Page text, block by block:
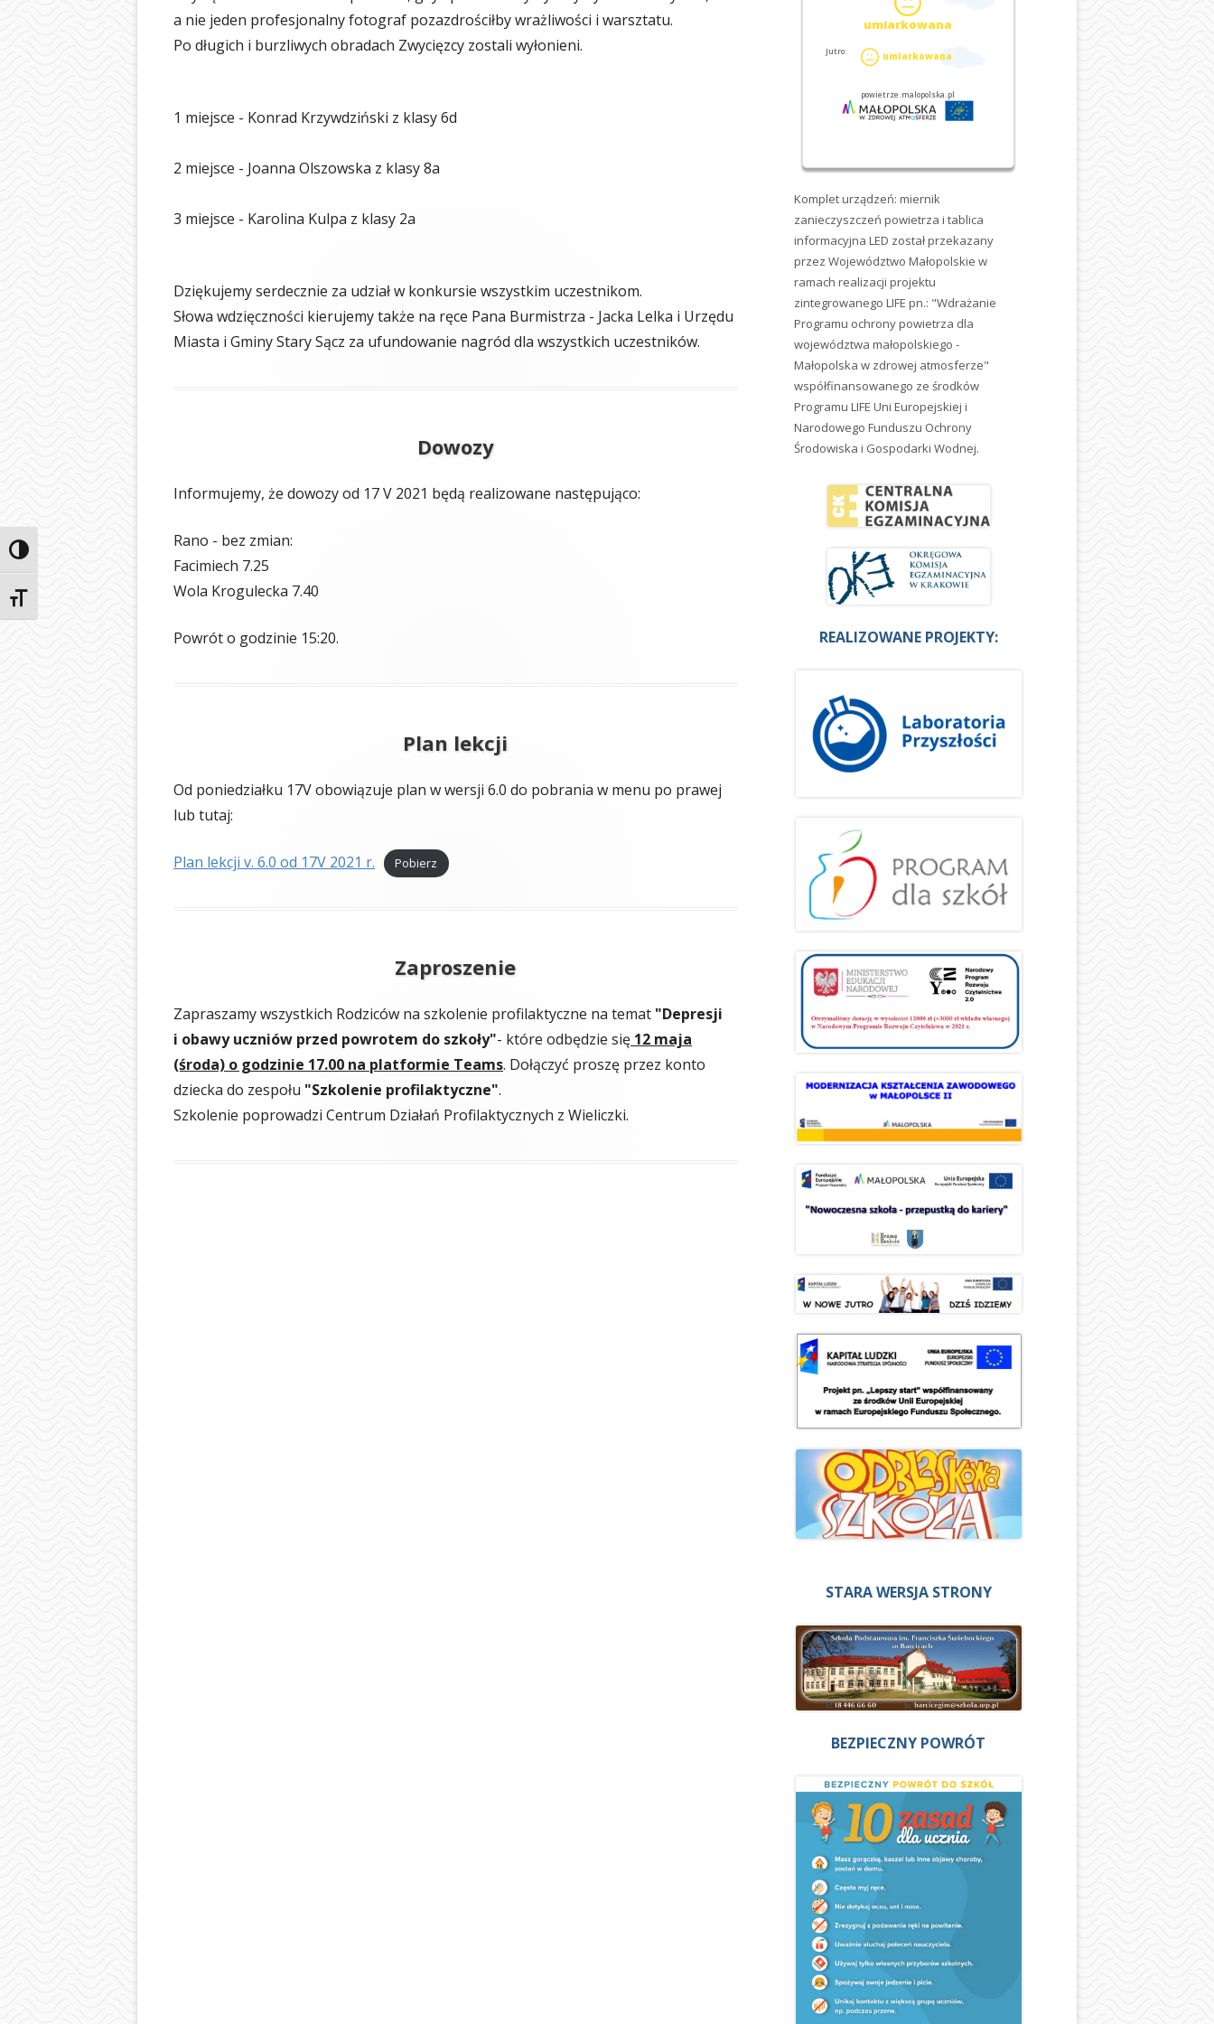
Przełącz wysoki kontrast
Zmień rozmiar czcionek
a nie jeden profesjonalny fotograf pozazdrościłby wrażliwości i warsztatu.
Po długich i burzliwych obradach Zwycięzcy zostali wyłonieni.
1 miejsce - Konrad Krzywdziński z klasy 6d
2 miejsce - Joanna Olszowska z klasy 8a
3 miejsce - Karolina Kulpa z klasy 2a
Dziękujemy serdecznie za udział w konkursie wszystkim uczestnikom.
Słowa wdzięczności kierujemy także na ręce Pana Burmistrza - Jacka Lelka i Urzędu
Miasta i Gminy Stary Sącz za ufundowanie nagród dla wszystkich uczestników.
Dowozy
Informujemy, że dowozy od 17 V 2021 będą realizowane następująco:
Rano - bez zmian:
Facimiech 7.25
Wola Krogulecka 7.40
Powrót o godzinie 15:20.
Plan lekcji
Od poniedziałku 17V obowiązuje plan w wersji 6.0 do pobrania w menu po prawej
lub tutaj:
Plan lekcji v. 6.0 od 17V 2021 r. Pobierz
Zaproszenie
Zapraszamy wszystkich Rodziców na szkolenie profilaktyczne na temat "Depresji
i obawy uczniów przed powrotem do szkoły"- które odbędzie się 12 maja
(środa) o godzinie 17.00 na platformie Teams. Dołączyć proszę przez konto
dziecka do zespołu "Szkolenie profilaktyczne".
Szkolenie poprowadzi Centrum Działań Profilaktycznych z Wieliczki.
Komplet urządzeń: miernik
zanieczyszczeń powietrza i tablica
informacyjna LED został przekazany
przez Województwo Małopolskie w
ramach realizacji projektu
zintegrowanego LIFE pn.: "Wdrażanie
Programu ochrony powietrza dla
województwa małopolskiego -
Małopolska w zdrowej atmosferze"
współfinansowanego ze środków
Programu LIFE Uni Europejskiej i
Narodowego Funduszu Ochrony
Środowiska i Gospodarki Wodnej.
REALIZOWANE PROJEKTY:
STARA WERSJA STRONY
BEZPIECZNY POWRÓT